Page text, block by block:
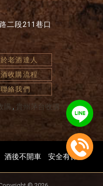
二段211巷口
老酒達人
收購流程
聯絡我們
購 貴州茅台收購
酒後不開車 安全有保障